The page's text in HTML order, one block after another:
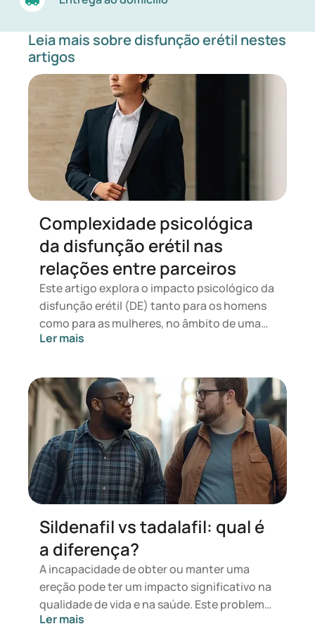
Leia mais sobre disfunção erétil nestes
artigos
Complexidade psicológica
da disfunção erétil nas
relações entre parceiros
Este artigo explora o impacto psicológico da
disfunção erétil (DE) tanto para os homens
como para as mulheres, no âmbito de uma
relação. Explora a forma como as relações,
comunicação, na honestidade, na
responsabilidade e na vulnerabilidade, são
afetadas quando a intimidade sexual é
afetada pela DE. Continue a ler para obter
informações e soluções práticas para
enfrentar estes desafios em conjunto.
Ler mais
Sildenafil vs tadalafil: qual é
a diferença?
A incapacidade de obter ou manter uma
ereção pode ter um impacto significativo na
qualidade de vida e na saúde. Este problema
pode ter uma origem física ou psicológica.
Ler mais